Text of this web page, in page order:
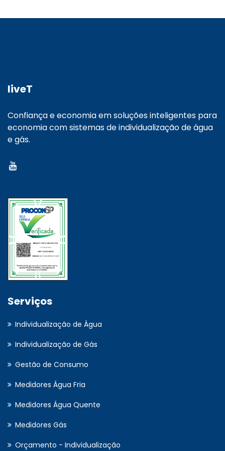
liveT
Confiança e economia em soluções inteligentes para
economia com sistemas de individualização de água
e gás.
Serviços
Individualização de Água
Individualização de Gás
Gestão de Consumo
Medidores Água Fria
Medidores Água Quente
Medidores Gás
Orçamento - Individualização